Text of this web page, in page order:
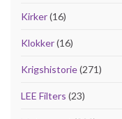
Kirker(16)
Klokker(16)
Krigshistorie(271)
LEE Filters (23)